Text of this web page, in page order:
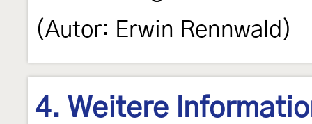
(Autor: Erwin Rennwald)
4. Weitere